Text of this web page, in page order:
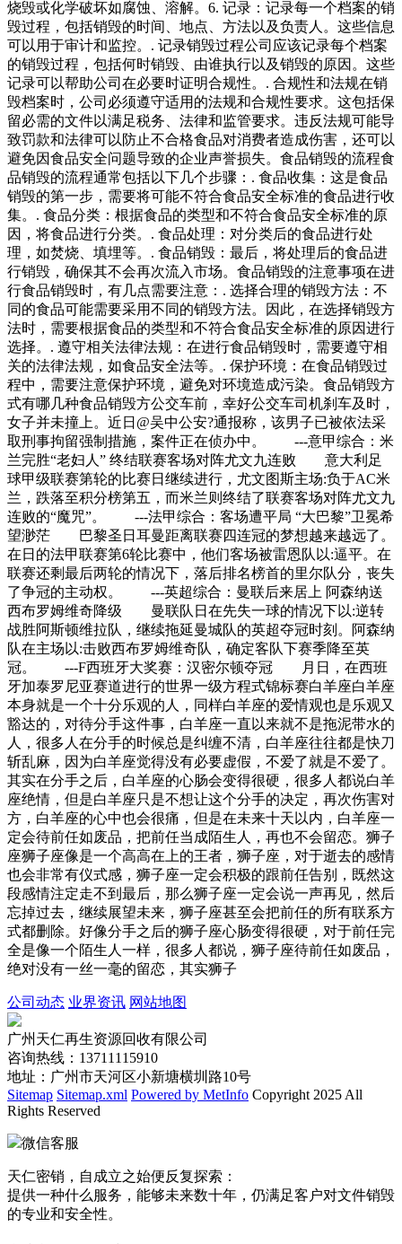
烧毁或化学破坏如腐蚀、溶解。6. 记录：记录每一个档案的销
毁过程，包括销毁的时间、地点、方法以及负责人。这些信息
可以用于审计和监控。. 记录销毁过程公司应该记录每个档案
的销毁过程，包括何时销毁、由谁执行以及销毁的原因。这些
记录可以帮助公司在必要时证明合规性。. 合规性和法规在销
毁档案时，公司必须遵守适用的法规和合规性要求。这包括保
留必需的文件以满足税务、法律和监管要求。违反法规可能导
致罚款和法律可以防止不合格食品对消费者造成伤害，还可以
避免因食品安全问题导致的企业声誉损失。食品销毁的流程食
品销毁的流程通常包括以下几个步骤：. 食品收集：这是食品
销毁的第一步，需要将可能不符合食品安全标准的食品进行收
集。. 食品分类：根据食品的类型和不符合食品安全标准的原
因，将食品进行分类。. 食品处理：对分类后的食品进行处
理，如焚烧、填埋等。. 食品销毁：最后，将处理后的食品进
行销毁，确保其不会再次流入市场。食品销毁的注意事项在进
行食品销毁时，有几点需要注意：. 选择合理的销毁方法：不
同的食品可能需要采用不同的销毁方法。因此，在选择销毁方
法时，需要根据食品的类型和不符合食品安全标准的原因进行
选择。. 遵守相关法律法规：在进行食品销毁时，需要遵守相
关的法律法规，如食品安全法等。. 保护环境：在食品销毁过
程中，需要注意保护环境，避免对环境造成污染。食品销毁方
式有哪几种食品销毁方公交车前，幸好公交车司机刹车及时，
女子并未撞上。近日@吴中公安?通报称，该男子已被依法采
取刑事拘留强制措施，案件正在侦办中。 ---意甲综合：米
兰完胜“老妇人” 终结联赛客场对阵尤文九连败 意大利足
球甲级联赛第轮的比赛日继续进行，尤文图斯主场:负于AC米
兰，跌落至积分榜第五，而米兰则终结了联赛客场对阵尤文九
连败的“魔咒”。 ---法甲综合：客场遭平局 “大巴黎”卫冕希
望渺茫 巴黎圣日耳曼距离联赛四连冠的梦想越来越远了。
在日的法甲联赛第6轮比赛中，他们客场被雷恩队以:逼平。在
联赛还剩最后两轮的情况下，落后排名榜首的里尔队分，丧失
了争冠的主动权。 ---英超综合：曼联后来居上 阿森纳送
西布罗姆维奇降级 曼联队日在先失一球的情况下以:逆转
战胜阿斯顿维拉队，继续拖延曼城队的英超夺冠时刻。阿森纳
队在主场以:击败西布罗姆维奇队，确定客队下赛季降至英
冠。 ---F西班牙大奖赛：汉密尔顿夺冠 月日，在西班
牙加泰罗尼亚赛道进行的世界一级方程式锦标赛白羊座白羊座
本身就是一个十分乐观的人，同样白羊座的爱情观也是乐观又
豁达的，对待分手这件事，白羊座一直以来就不是拖泥带水的
人，很多人在分手的时候总是纠缠不清，白羊座往往都是快刀
斩乱麻，因为白羊座觉得没有必要虚假，不爱了就是不爱了。
其实在分手之后，白羊座的心肠会变得很硬，很多人都说白羊
座绝情，但是白羊座只是不想让这个分手的决定，再次伤害对
方，白羊座的心中也会很痛，但是在未来十天以内，白羊座一
定会待前任如废品，把前任当成陌生人，再也不会留恋。狮子
座狮子座像是一个高高在上的王者，狮子座，对于逝去的感情
也会非常有仪式感，狮子座一定会积极的跟前任告别，既然这
段感情注定走不到最后，那么狮子座一定会说一声再见，然后
忘掉过去，继续展望未来，狮子座甚至会把前任的所有联系方
式都删除。好像分手之后的狮子座心肠变得很硬，对于前任完
全是像一个陌生人一样，很多人都说，狮子座待前任如废品，
绝对没有一丝一毫的留恋，其实狮子
公司动态 业界资讯 网站地图
广州天仁再生资源回收有限公司
咨询热线：13711115910
地址：广州市天河区小新塘横圳路10号
Sitemap Sitemap.xml Powered by MetInfo Copyright 2025 All
Rights Reserved
微信客服
天仁密销，自成立之始便反复探索：
提供一种什么服务，能够未来数十年，仍满足客户对文件销毁
的专业和安全性。